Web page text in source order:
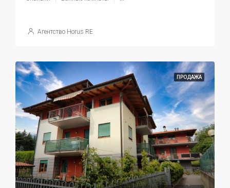
Агентство Horus RE
ПРОДАЖА